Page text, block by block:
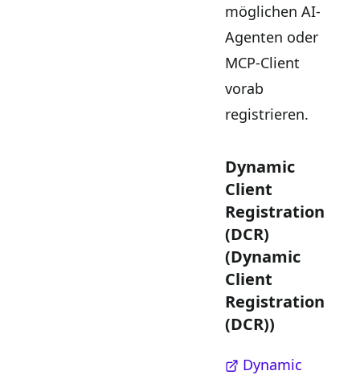
möglichen AI-
Agenten oder
MCP-Client
vorab
registrieren.
Dynamic
Client
Registration
(DCR)
(Dynamic
Client
Registration
(DCR))
Dynamic